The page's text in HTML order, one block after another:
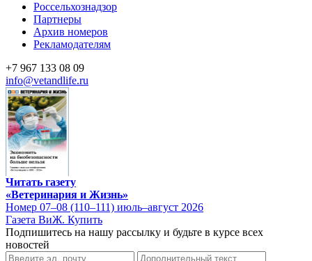
Россельхознадзор
Партнеры
Архив номеров
Рекламодателям
+7 967 133 08 09
info@vetandlife.ru
Читать газету
«Ветеринария и Жизнь»
Номер 07–08 (110–111) июль–август 2026
Газета ВиЖ. Купить
Подпишитесь на нашу рассылку и будьте в курсе всех
новостей